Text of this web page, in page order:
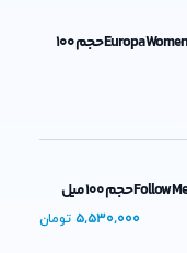
ادکلن زنانه اسپرینگ لیلیز مدل Europa Women حجم 100
5,530,000 تومان